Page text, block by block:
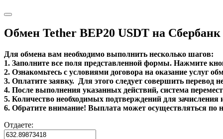
Обмен Tether BEP20 USDT на
Для обмена вам необходимо выполнить несколько шагов:
1. Заполните все поля представленной формы. Нажмите
2. Ознакомьтесь с условиями договора на оказание услуг
3. Оплатите заявку. Для этого следует совершить
4. После выполнения указанных действий, система
5. Количество необходимых подтверждений для зачисления
6. Обратите внимание! Выплата может осуществляться по
Отдаете: